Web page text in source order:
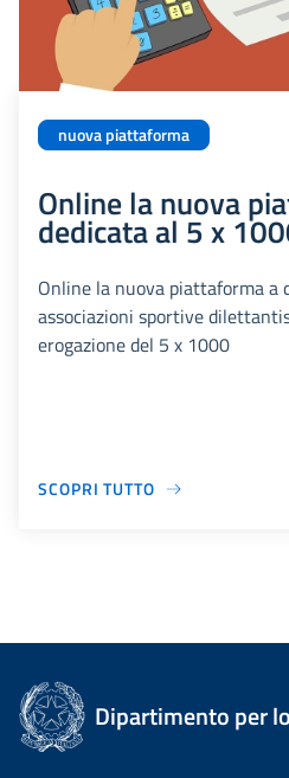
nuova piattaforma
Online la nuova
dedicata al 5 x
Online la nuova piattaforma a
associazioni sportive
erogazione del 5 x 1000
SCOPRI TUTTO
Dipartimento per